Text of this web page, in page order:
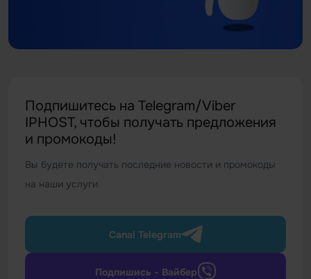
Подпишитесь на Telegram/Viber
IPHOST, чтобы получать предложения
и промокоды!
Вы будете получать последние новости и промокоды
на наши услуги
Canal Telegram
Подпишись - Вайбер